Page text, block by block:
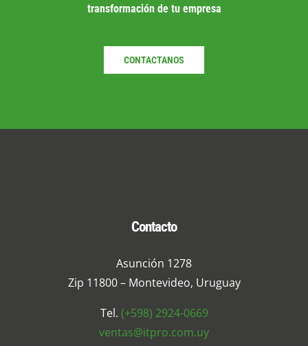
transformación de tu empresa
CONTACTANOS
Contacto
Asunción 1278
Zip 11800 – Montevideo, Uruguay
Tel. (+598) 2924-0669
ventas@itpro.com.uy